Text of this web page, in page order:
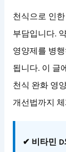
천식으로 인
부담입니다.
영양제를 병
됩니다. 이 글
천식 완화 영
개선법까지
✔ 비타민